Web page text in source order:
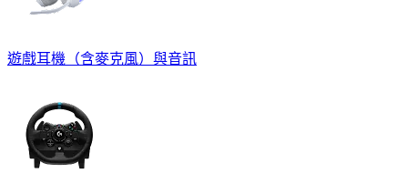
遊戲耳機（含麥克風）與音訊